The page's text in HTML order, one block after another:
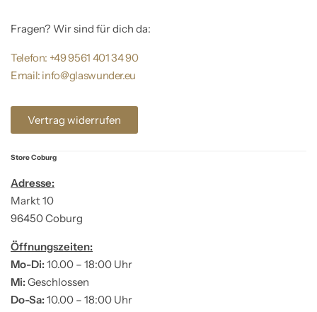
Fragen? Wir sind für dich da:
Telefon: +49 9561 401 34 90
Email: info@glaswunder.eu
Vertrag widerrufen
Store Coburg
Adresse:
Markt 10
96450 Coburg
Öffnungszeiten:
Mo-Di:10.00 – 18:00 Uhr
Mi:Geschlossen
Do-Sa:10.00 – 18:00 Uhr